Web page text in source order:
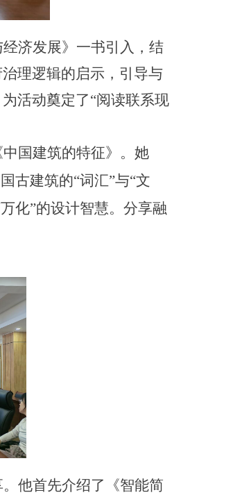
济发展》一书引入，结
理逻辑的启示，引导与
活动奠定了“阅读联系现
国建筑的特征》。她
古建筑的“词汇”与“文
化”的设计智慧。分享融
他首先介绍了《智能简